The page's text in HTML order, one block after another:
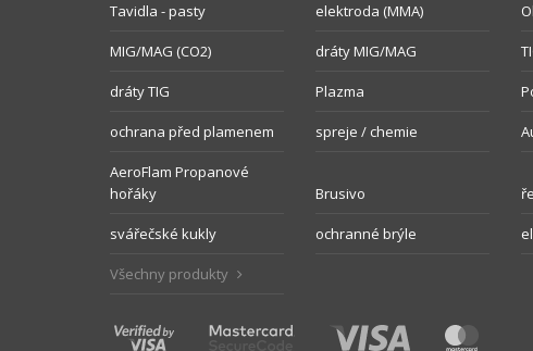
Tavidla - pasty
elektroda (MMA)
MIG/MAG (CO2) dráty MIG/MAG
dráty TIG Plazma
ochrana před plamenem spreje / chemie
AeroFlam Propanové
hořáky
Brusivo
svářečské kukly ochranné brýle
Všechny produkty